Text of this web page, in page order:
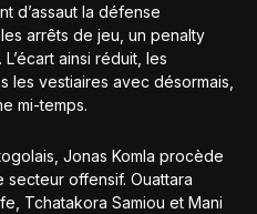
d’assaut la défense
arrêts de jeu, un penalty
ainsi réduit, les
les vestiaires avec désormais,
mi-temps.
Jonas Komla procède
secteur offensif. Ouattara
Tchatakora Samiou et Mani